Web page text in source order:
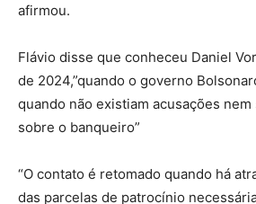
afirmou.
Flávio disse que conheceu Daniel
de 2024,”quando o governo
quando não existiam acusações
sobre o banqueiro”
“O contato é retomado quando há
das parcelas de patrocínio